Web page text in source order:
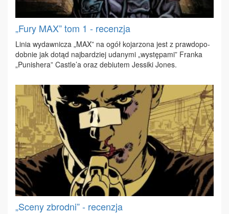
„Fury MAX” tom 1 - recenzja
Li­nia wy­daw­ni­cza „MAX” na ogół ko­ja­rzo­na jest z praw­do­po­
dob­nie jak do­tąd naj­bar­dziej uda­ny­mi „wy­stę­pa­mi” Fran­ka
„Pu­ni­she­ra” Ca­stle’a oraz de­biu­tem Jes­si­ki Jo­nes.
„Sceny zbrodni” - recenzja